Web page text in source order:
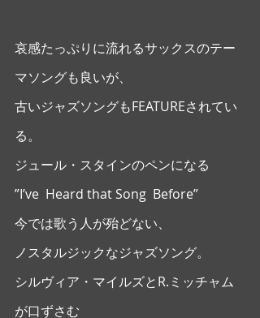
哀感たっぷりに流れるサックスのテー
マソングも良いが、
古いジャズソングもFEATUREされてい
る。
ジュール・スタインのペンになる
”I’ve  Heard that Song  Before”
今では歌う人が殆どない、
ノスタルジックなジャズソング。
シルヴィア・マイルズとR.ミッチャム
が口ずさむ